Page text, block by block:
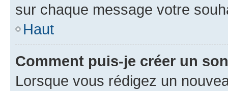
sur chaque message votre
Haut
Comment puis-je créer un
Lorsque vous rédigez un